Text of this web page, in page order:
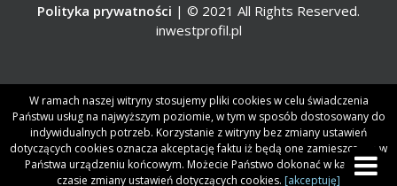
Polityka prywatności | © 2021 All Rights Reserved.
inwestprofil.pl
W ramach naszej witryny stosujemy pliki cookies w celu świadczenia
Państwu usług na najwyższym poziomie, w tym w sposób dostosowany do
indywidualnych potrzeb. Korzystanie z witryny bez zmiany ustawień
dotyczących cookies oznacza akceptację faktu iż będą one zamieszczane w
Państwa urządzeniu końcowym. Możecie Państwo dokonać w każdym
czasie zmiany ustawień dotyczących cookies. [akceptuję]